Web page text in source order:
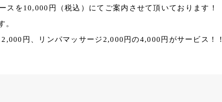
スを10,000円（税込）にてご案内させて頂いております！
。
円、リンパマッサージ2,000円の4,000円がサービス！！